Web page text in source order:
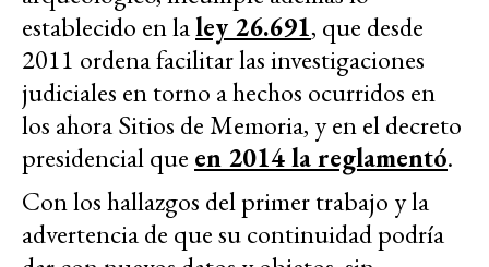
establecido en laley 26.691, que desde
2011 ordena facilitar las investigaciones
judiciales en torno a hechos ocurridos en
los ahora Sitios de Memoria, y en el decreto
presidencial que en 2014 la reglamentó.
Con los hallazgos del primer trabajo y la
advertencia de que su continuidad podría